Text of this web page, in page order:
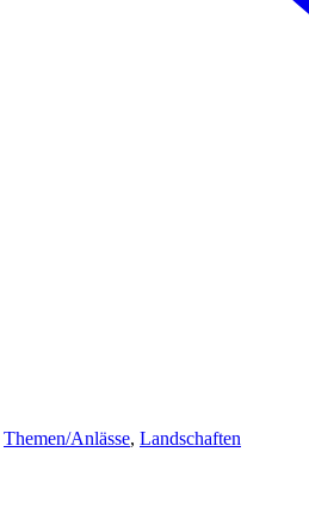
Themen/Anlässe, Landschaften